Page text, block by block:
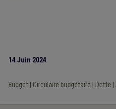
14 Juin 2024
Budget| Circulaire budgétaire Dette